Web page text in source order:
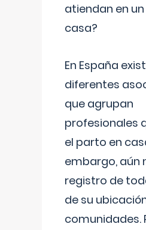
atiendan en
casa?
En España
diferentes
que agrupan
profesionales
el parto en
embargo, aún
registro de
de su
comunidades.